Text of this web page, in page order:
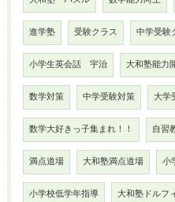
進学塾 受験クラス 中学受験
小学生英会話 宇治 大和塾能力
数学対策 中学受験対策 大学
数学大好きっ子集まれ！！ 自習
満点道場 大和塾満点道場 小
小学校低学年指導 大和塾ドルフ